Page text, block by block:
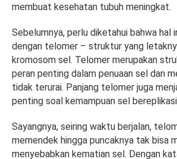
membuat kesehatan tubuh meningkat.
Sebelumnya, perlu diketahui bahwa hal
dengan telomer – struktur yang
kromosom sel. Telomer merupakan
peran penting dalam penuaan sel dan
tidak terurai. Panjang telomer juga
penting soal kemampuan sel
Sayangnya, seiring waktu berjalan,
memendek hingga puncaknya tak bisa
menyebabkan kematian sel. Dengan